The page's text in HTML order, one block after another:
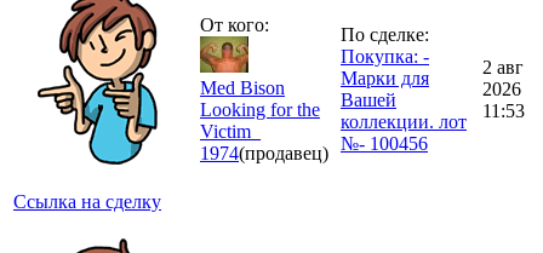
Ссылка на сделку
От кого:
Med Bison
Looking for the
Victim_
1974(продавец)
По сделке:
Покупка: -
Марки для
Вашей
коллекции. лот
№- 100456
2 авг
2026
11:53